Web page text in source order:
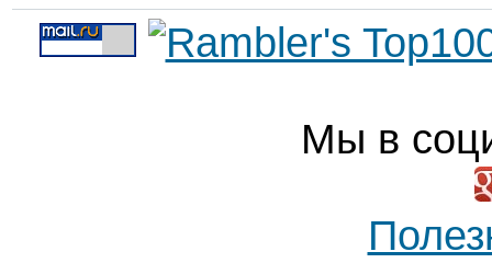
Мы в